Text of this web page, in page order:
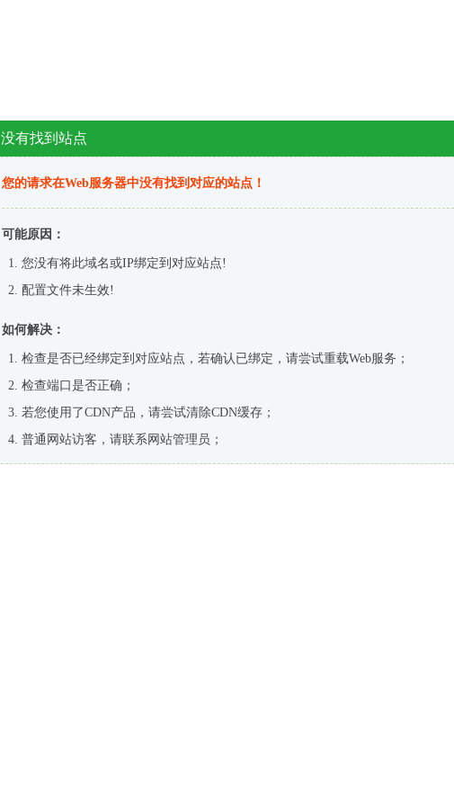
没有找到站点
您的请求在Web服务器中没有找到对应的站点！
可能原因：
您没有将此域名或IP绑定到对应站点!
配置文件未生效!
如何解决：
检查是否已经绑定到对应站点，若确认已绑定，请尝试重载Web服务；
检查端口是否正确；
若您使用了CDN产品，请尝试清除CDN缓存；
普通网站访客，请联系网站管理员；